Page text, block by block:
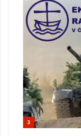
3